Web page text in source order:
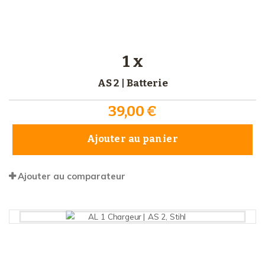
1 x
AS 2 | Batterie
39,00 €
Ajouter au panier
Ajouter au comparateur